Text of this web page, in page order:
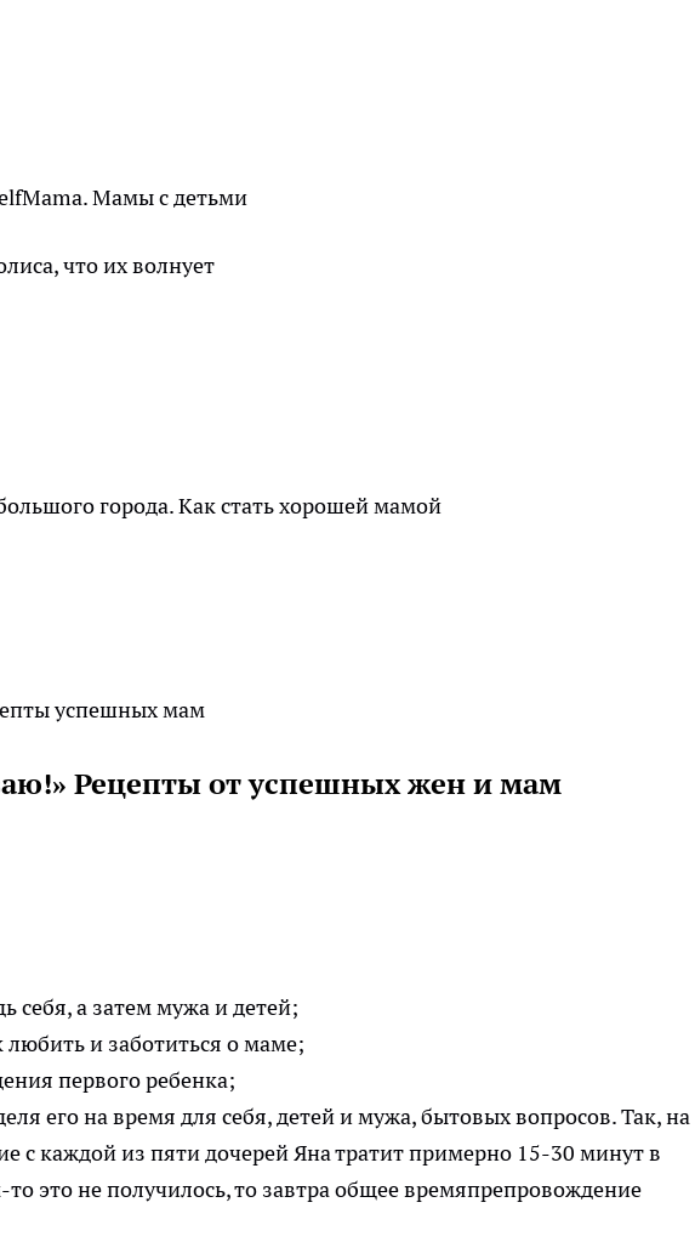
Рецепты от успешных жен и мам
себя, а затем мужа и детей;
любить и заботиться о маме;
первого ребенка;
его на время для себя, детей и мужа, бытовых вопросов. Так, на
с каждой из пяти дочерей Яна тратит примерно 15-30 минут в
то это не получилось, то завтра общее времяпрепровождение